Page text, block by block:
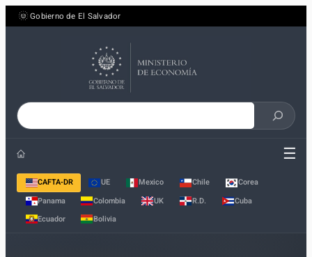
Saltar
al
Gobierno de El Salvador
Buscar
el
sitio
☰
CAFTA-DR UE Mexico Chile
Corea
Panama
Colombia UK R.D.
Cuba
Ecuador
Bolivia